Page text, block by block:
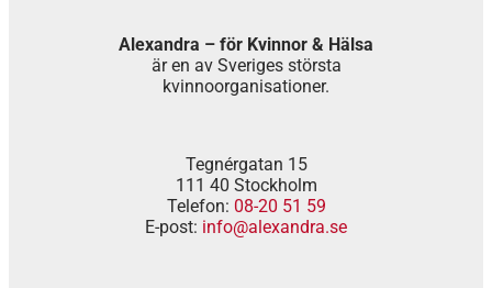
Alexandra – för Kvinnor & Hälsa
är en av Sveriges största
kvinnoorganisationer.
Tegnérgatan 15
111 40 Stockholm
Telefon: 08-20 51 59
E-post: info@alexandra.se